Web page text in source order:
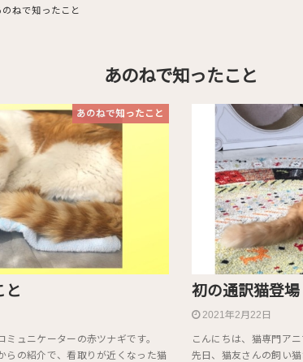
のねで知ったこと
あのねで知ったこと
あのねで知ったこと
と
ミュニケーターの赤ツナギです。
らの紹介で、看取りが近くなった猫
初の通訳猫登
2021年2月22日
こんにちは、猫専門ア
先日、猫友さんの飼い